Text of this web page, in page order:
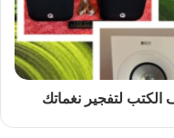
لتفجير نغماتك